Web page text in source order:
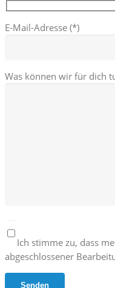
E-Mail-Adresse (*)
Was können wir für dich
Ich stimme zu, dass
abgeschlossener